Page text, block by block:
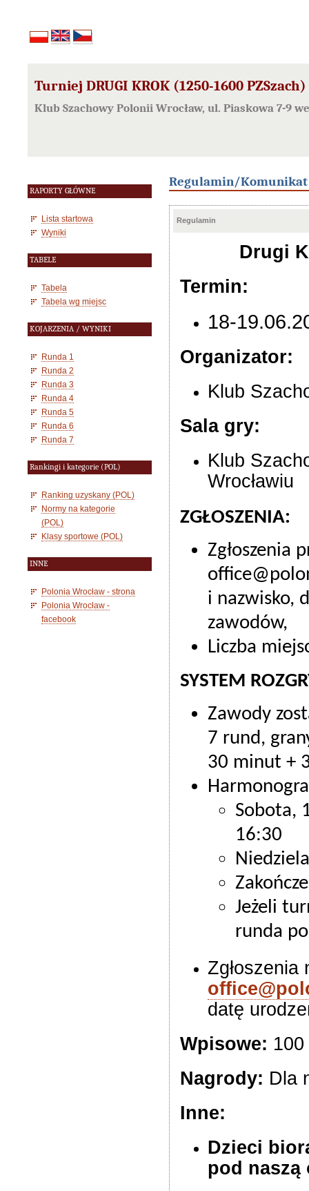
Turniej DRUGI KROK (1250-1600 PZSzach)
Klub Szachowy Polonii Wrocław, ul. Piaskowa 7-9
RAPORTY GŁÓWNE
Lista startowa
Wyniki
TABELE
Tabela
Tabela wg miejsc
KOJARZENIA / WYNIKI
Runda 1
Runda 2
Runda 3
Runda 4
Runda 5
Runda 6
Runda 7
Rankingi i kategorie (POL)
Ranking uzyskany (POL)
Normy na kategorie
(POL)
Klasy sportowe (POL)
INNE
Polonia Wrocław - strona
Polonia Wrocław -
facebook
Regulamin/Komunikat
Regulamin
Drugi
Termin:
18-
Organizator:
Klub
Sala gry:
Klub
Wrocławiu
ZGŁOSZENIA:
Zgłoszenia
i nazwisko,
zawodów,
Liczba
SYSTEM
Zawody
7 rund,
30 minut +
Sobota,
16:30
Jeżeli
runda
Zgłoszenia
datę
Wpisowe: 100
Nagrody: Dla
Inne:
Dzieci
pod naszą